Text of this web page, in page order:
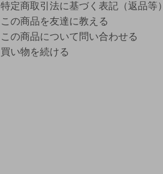
特定商取引法に基づく表記（返品等）
この商品を友達に教える
この商品について問い合わせる
買い物を続ける